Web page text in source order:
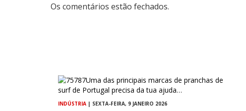
Os comentários estão fechados.
INDÚSTRIA | SEXTA-FEIRA, 9 JANEIRO 2026